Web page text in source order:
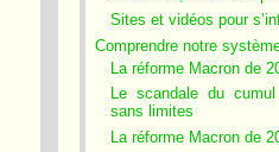
Sites et vidéos pour
Comprendre notre
La réforme Macron de
Le scandale du
sans limites
La réforme Macron de